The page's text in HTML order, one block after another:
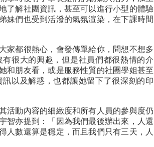
了解社團資訊，甚至可以進行小型的體驗
妹們也受到活潑的氣氛渲染，在下課時間
家都很熱心，會發傳單給你，問想不想多
很大的興趣，但是社員們都很熱情的介
和朋友看，或是服務性質的社團學姐甚至
以及解惑，也都讓她留下了很深刻的印
活動內容的細緻度和所有人員的參與度仍
智亦提到：「因為我們最後辦出來，人還
人數還算是穩定，而且我們只有三天，人